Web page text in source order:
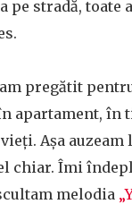
pe stradă, toate
pregătit
apartament,
Așa
chiar. Îmi
melodia